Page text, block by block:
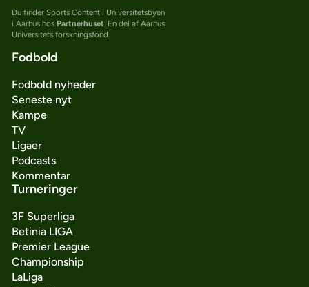
Du finder Sports Content i Universitetsbyen
i Aarhus hos Partnerhuset. En del af Aarhus
Universitets forskningsfond.
Fodbold
Fodbold nyheder
Seneste nyt
Kampe
TV
Ligaer
Podcasts
Kommentar
Turneringer
3F Superliga
Betinia LIGA
Premier League
Championship
LaLiga